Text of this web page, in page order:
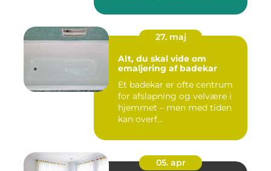
27. maj
Alt, du skal vide om
emaljering af badekar
Et badekar er ofte centrum
for afslapning og velvære i
hjemmet – men med tiden
kan overf...
05. apr